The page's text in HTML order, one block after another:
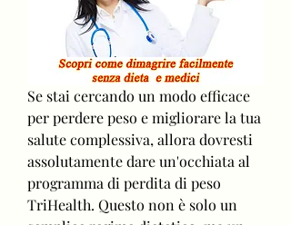
Se stai cercando un modo efficace
per perdere peso e migliorare la tua
salute complessiva, allora dovresti
assolutamente dare un'occhiata al
programma di perdita di peso
TriHealth. Questo non è solo un